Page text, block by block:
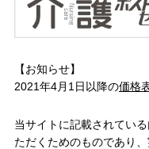
【お知らせ】
2021年4月1日以降の価格
当サイトに記載されてい
ただくためのものであり